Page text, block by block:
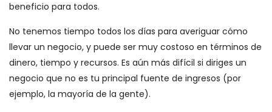
beneficio para todos.
No tenemos tiempo todos los días para averiguar cómo
llevar un negocio, y puede ser muy costoso en términos de
dinero, tiempo y recursos. Es aún más difícil si diriges un
negocio que no es tu principal fuente de ingresos (por
ejemplo, la mayoría de la gente).